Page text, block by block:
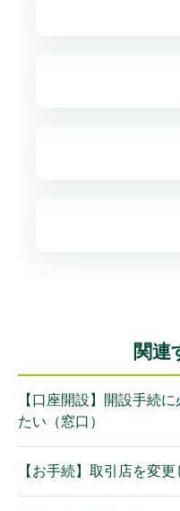
関連
【口座開設】開設手続
たい（窓口）
【お手続】取引店を変更